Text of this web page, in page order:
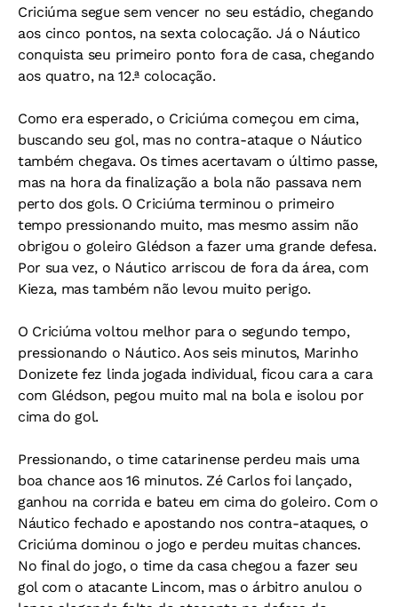
Criciúma segue sem vencer no seu estádio, chegando
aos cinco pontos, na sexta colocação. Já o Náutico
conquista seu primeiro ponto fora de casa, chegando
aos quatro, na 12.ª colocação.
Como era esperado, o Criciúma começou em cima,
buscando seu gol, mas no contra-ataque o Náutico
também chegava. Os times acertavam o último passe,
mas na hora da finalização a bola não passava nem
perto dos gols. O Criciúma terminou o primeiro
tempo pressionando muito, mas mesmo assim não
obrigou o goleiro Glédson a fazer uma grande defesa.
Por sua vez, o Náutico arriscou de fora da área, com
Kieza, mas também não levou muito perigo.
O Criciúma voltou melhor para o segundo tempo,
pressionando o Náutico. Aos seis minutos, Marinho
Donizete fez linda jogada individual, ficou cara a cara
com Glédson, pegou muito mal na bola e isolou por
cima do gol.
Pressionando, o time catarinense perdeu mais uma
boa chance aos 16 minutos. Zé Carlos foi lançado,
ganhou na corrida e bateu em cima do goleiro. Com o
Náutico fechado e apostando nos contra-ataques, o
Criciúma dominou o jogo e perdeu muitas chances.
No final do jogo, o time da casa chegou a fazer seu
gol com o atacante Lincom, mas o árbitro anulou o